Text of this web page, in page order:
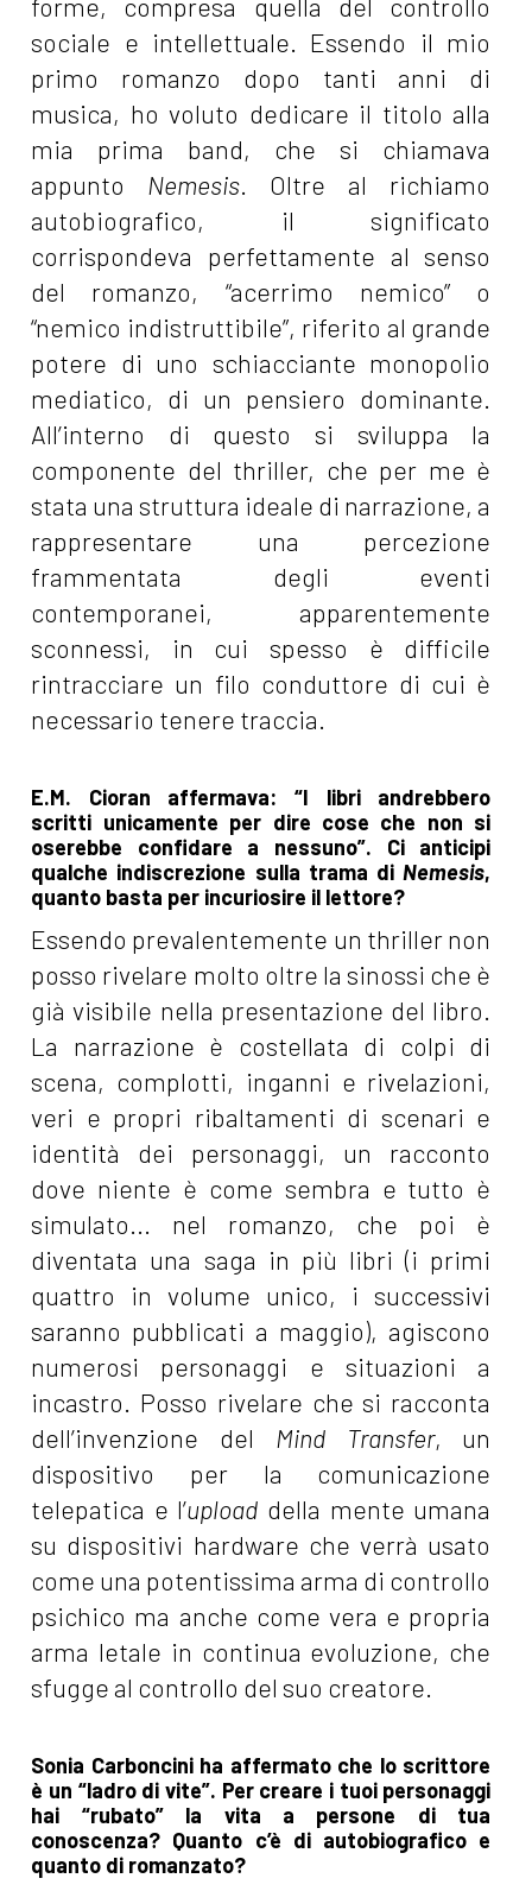
forme, compresa quella del controllo
sociale e intellettuale. Essendo il mio
primo romanzo dopo tanti anni di
musica, ho voluto dedicare il titolo alla
mia prima band, che si chiamava
appunto Nemesis. Oltre al richiamo
autobiografico, il significato
corrispondeva perfettamente al senso
del romanzo, “acerrimo nemico” o
“nemico indistruttibile”, riferito al grande
potere di uno schiacciante monopolio
mediatico, di un pensiero dominante.
All’interno di questo si sviluppa la
componente del thriller, che per me è
stata una struttura ideale di narrazione, a
rappresentare una percezione
frammentata degli eventi
contemporanei, apparentemente
sconnessi, in cui spesso è difficile
rintracciare un filo conduttore di cui è
necessario tenere traccia.
E.M. Cioran affermava: “I libri andrebbero
scritti unicamente per dire cose che non si
oserebbe confidare a nessuno”. Ci anticipi
qualche indiscrezione sulla trama diNemesis,
quanto basta per incuriosire il lettore?
Essendo prevalentemente un thriller non
posso rivelare molto oltre la sinossi che è
già visibile nella presentazione del libro.
La narrazione è costellata di colpi di
scena, complotti, inganni e rivelazioni,
veri e propri ribaltamenti di scenari e
identità dei personaggi, un racconto
dove niente è come sembra e tutto è
simulato... nel romanzo, che poi è
diventata una saga in più libri (i primi
quattro in volume unico, i successivi
saranno pubblicati a maggio), agiscono
numerosi personaggi e situazioni a
incastro. Posso rivelare che si racconta
dell’invenzione del Mind Transfer, un
dispositivo per la comunicazione
telepatica e l’upload della mente umana
su dispositivi hardware che verrà usato
come una potentissima arma di controllo
psichico ma anche come vera e propria
arma letale in continua evoluzione, che
sfugge al controllo del suo creatore.
Sonia Carboncini ha affermato che lo scrittore
è un “ladro di vite”. Per creare i tuoi personaggi
hai “rubato” la vita a persone di tua
conoscenza? Quanto c’è di autobiografico e
quanto di romanzato?